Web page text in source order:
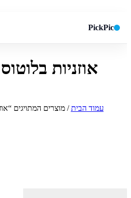
PickPic
חיפוש באתר
חפש
אוזניות
עמוד הבית/ מוצרים המתויגים